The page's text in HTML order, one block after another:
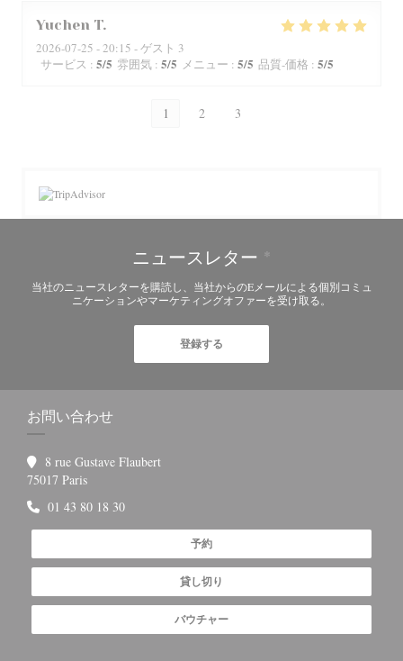
Yuchen T
2026-07-25 - 20:15 - ゲスト 3
サービス : 5/5 雰囲気 : 5/5 メニュー : 5/5 品質-価格 : 5/5
1 2 3
ニュースレター *
当社のニュースレターを購読し、当社からのEメールによる個別コミュ
ニケーションやマーケティングオファーを受け取る。
登録する
お問い合わせ
8 rue Gustave Flaubert
75017 Paris((新しいウィンドウで開きます))
01 43 80 18 30
予約
貸し切り
バウチャー